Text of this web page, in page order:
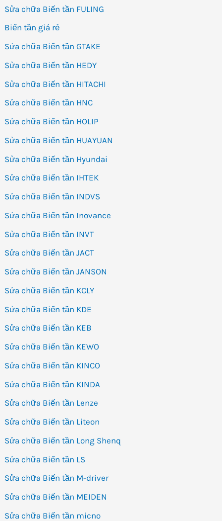
Sửa chữa Biến tần FULING
Biến tần giá rẻ
Sửa chữa Biến tần GTAKE
Sửa chữa Biến tần HEDY
Sửa chữa Biến tần HITACHI
Sửa chữa Biến tần HNC
Sửa chữa Biến tần HOLIP
Sửa chữa Biến tần HUAYUAN
Sửa chữa Biến tần Hyundai
Sửa chữa Biến tần IHTEK
Sửa chữa Biến tần INDVS
Sửa chữa Biến tần Inovance
Sửa chữa Biến tần INVT
Sửa chữa Biến tần JACT
Sửa chữa Biến tần JANSON
Sửa chữa Biến tần KCLY
Sửa chữa Biến tần KDE
Sửa chữa Biến tần KEB
Sửa chữa Biến tần KEWO
Sửa chữa Biến tần KINCO
Sửa chữa Biến tần KINDA
Sửa chữa Biến tần Lenze
Sửa chữa Biến tần Liteon
Sửa chữa Biến tần Long Shenq
Sửa chữa Biến tần LS
Sửa chữa Biến tần M-driver
Sửa chữa Biến tần MEIDEN
Sửa chữa Biến tần micno